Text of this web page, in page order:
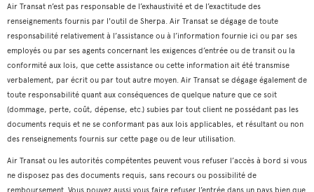
Air Transat n’est pas responsable de l’exhaustivité et de l’exactitude des
renseignements fournis par l'outil de Sherpa. Air Transat se dégage de toute
responsabilité relativement à l’assistance ou à l’information fournie ici ou par ses
employés ou par ses agents concernant les exigences d’entrée ou de transit ou la
conformité aux lois, que cette assistance ou cette information ait été transmise
verbalement, par écrit ou par tout autre moyen. Air Transat se dégage également de
toute responsabilité quant aux conséquences de quelque nature que ce soit
(dommage, perte, coût, dépense, etc.) subies par tout client ne possédant pas les
documents requis et ne se conformant pas aux lois applicables, et résultant ou non
des renseignements fournis sur cette page ou de leur utilisation.
Air Transat ou les autorités compétentes peuvent vous refuser l’accès à bord si vous
ne disposez pas des documents requis, sans recours ou possibilité de
remboursement. Vous pouvez aussi vous faire refuser l’entrée dans un pays bien que